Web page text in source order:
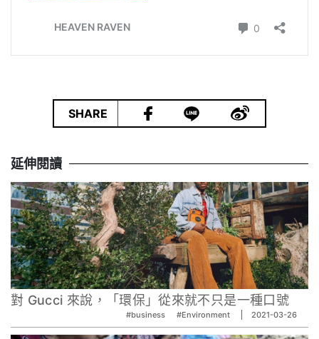
SHARE
延伸閱讀
對 Gucci 來說，「環保」從來就不只是一種口號
#business #Environment 2021-03-26